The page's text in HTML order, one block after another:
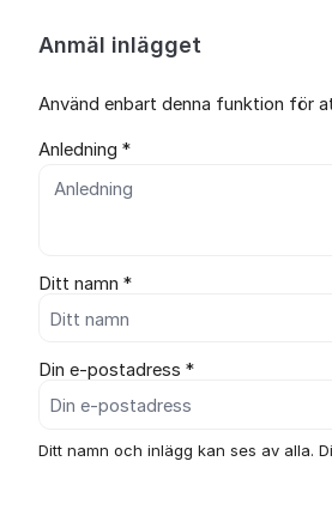
Anmäl inlägget
Använd enbart denna funktion för
Anledning *
Ditt namn *
Din e-postadress *
Ditt namn och inlägg kan ses av alla.